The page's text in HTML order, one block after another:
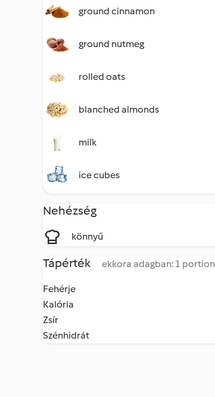
ground cinnamon
ground nutmeg
rolled oats
blanched almonds
milk
ice cubes
Nehézség
könnyű
Tápérték ekkora adagban: 1 portion
Fehérje
Kalória
Zsír
Szénhidrát